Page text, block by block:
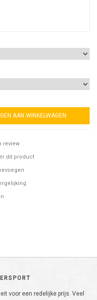
AAN WINKELWAGEN
review
dit product
voor een redelijke prijs. Veel